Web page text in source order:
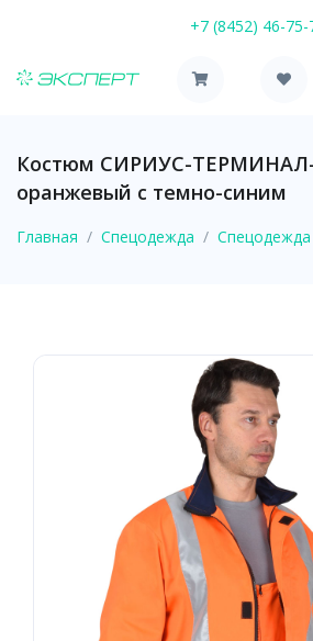
+7 (8452) 46-75-
Костюм СИРИУС-ТЕРМИНАЛ-
оранжевый с темно-синим
Главная Спецодежда Спецодежда